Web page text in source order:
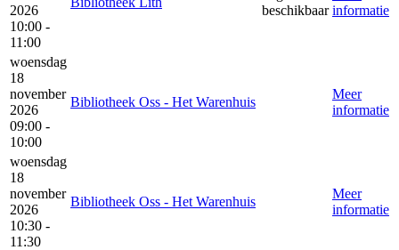
2026
10:00 -
11:00
beschikbaar informatie
woensdag
18
november
2026
09:00 -
10:00
Bibliotheek Oss - Het Warenhuis
Meer
informatie
woensdag
18
november
2026
10:30 -
11:30
Bibliotheek Oss - Het Warenhuis
Meer
informatie